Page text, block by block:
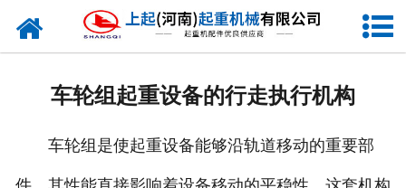
网站首页
车轮组起重设备的行走执行机构
车轮组是使起重设备能够沿轨道移动的重要部